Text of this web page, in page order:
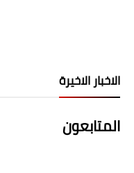
الاخبار الاخيرة
المتابعون